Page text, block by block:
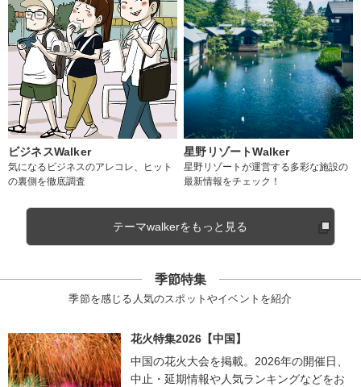
ビジネスWalker
気になるビジネスのアレコレ、ヒット
の裏側を徹底調査
星野リゾートWalker
星野リゾートが運営する多彩な施設の
最新情報をチェック！
テーマwalkerをもっと見る
季節特集
季節を感じる人気のスポットやイベントを紹介
花火特集2026【中国】
中国の花火大会を掲載。2026年の開催日、
中止・延期情報や人気ランキングなどをお